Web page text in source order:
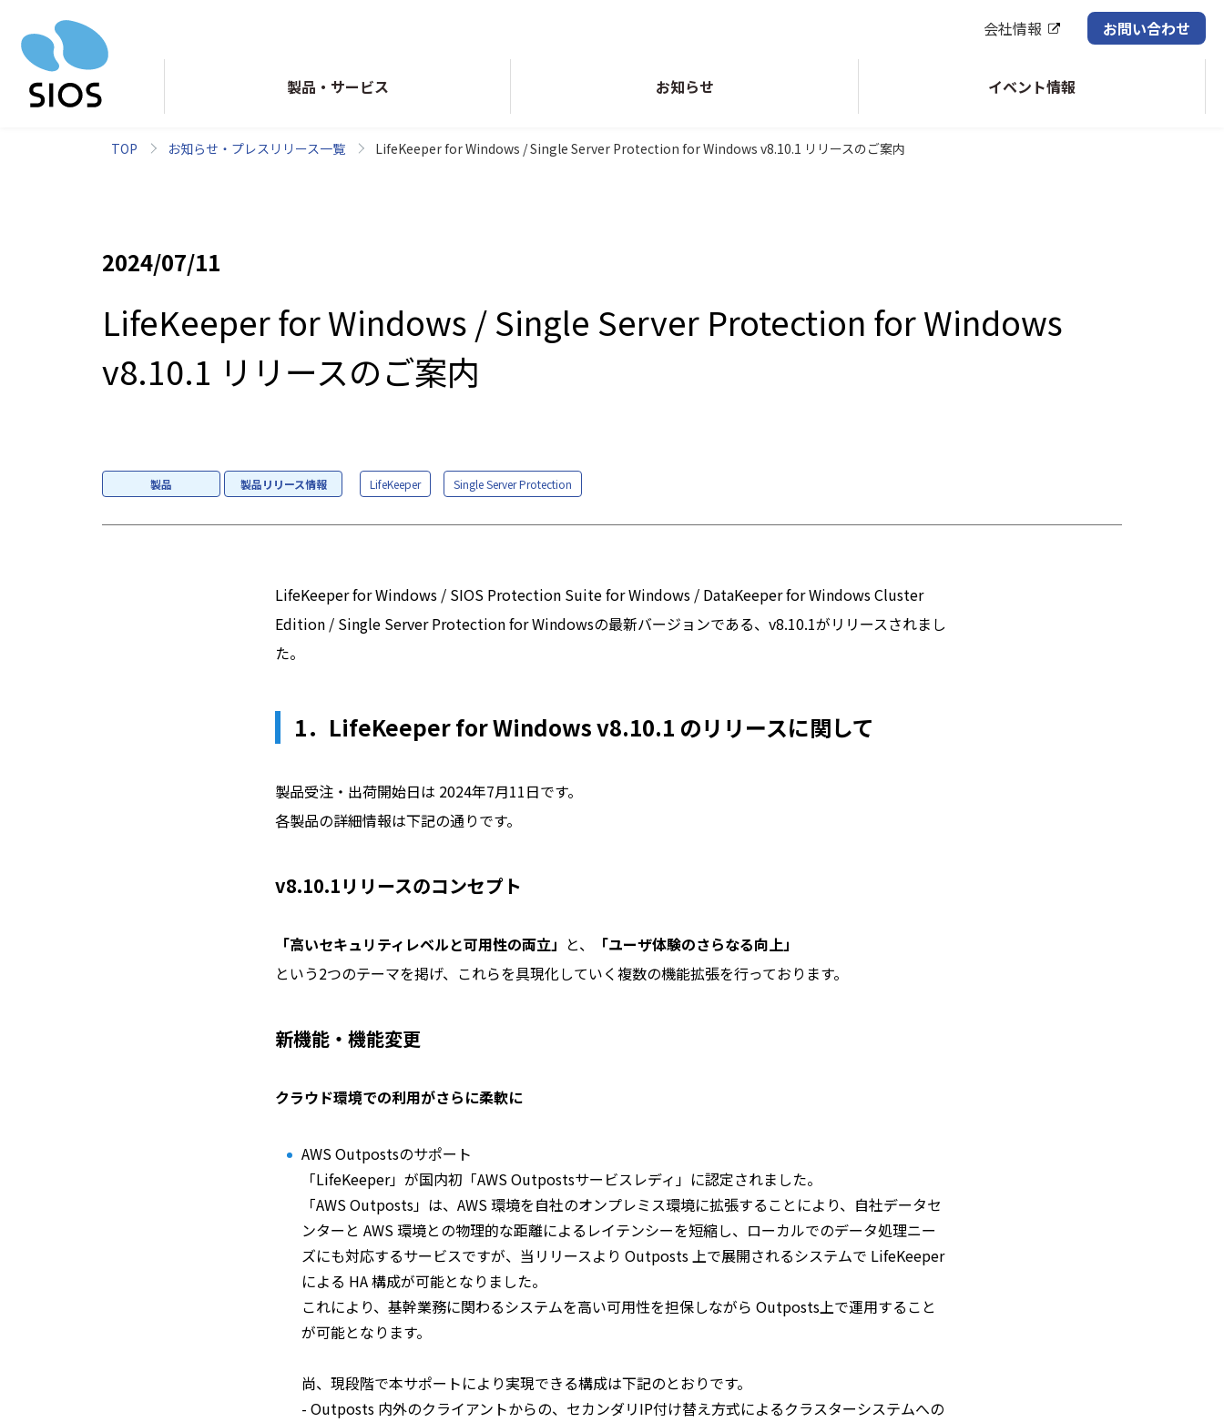
会社情報 お問い合わせ
製品・サービス
HAクラスターソフトウェア
システム障害を防ぐ仕組みを
お知らせ イベント情報
TOP お知らせ・プレスリリース一覧 LifeKeeper for Windows / Single Server Protection for Windows v8.10.1 リリースのご案内
2024/07/11
LifeKeeper for Windows / Single Server Protection for Windows
v8.10.1 リリースのご案内
製品 製品リリース情報 LifeKeeper Single Server Protection
LifeKeeper for Windows / SIOS Protection Suite for Windows / DataKeeper for Windows Cluster
Edition / Single Server Protection for Windowsの最新バージョンである、v8.10.1がリリースされまし
た。
1．LifeKeeper for Windows v8.10.1 のリリースに関して
製品受注・出荷開始日は 2024年7月11日です。
各製品の詳細情報は下記の通りです。
v8.10.1リリースのコンセプト
「高いセキュリティレベルと可用性の両立」 と、
「ユーザ体験のさらなる向上」
という2つのテーマを掲げ、これらを具現化していく複数の機能拡張を行っております。
新機能・機能変更
クラウド環境での利用がさらに柔軟に
AWS Outpostsのサポート
「LifeKeeper」が国内初「AWS Outpostsサービスレディ」に認定されました。
「AWS Outposts」は、AWS 環境を自社のオンプレミス環境に拡張することにより、自社データセ
ンターと AWS 環境との物理的な距離によるレイテンシーを短縮し、ローカルでのデータ処理ニー
ズにも対応するサービスですが、当リリースより Outposts 上で展開されるシステムで LifeKeeper
による HA 構成が可能となりました。
これにより、基幹業務に関わるシステムを高い可用性を担保しながら Outposts上で運用すること
が可能となります。
尚、現段階で本サポートにより実現できる構成は下記のとおりです。
- Outposts 内外のクライアントからの、セカンダリIP付け替え方式によるクラスターシステムへの